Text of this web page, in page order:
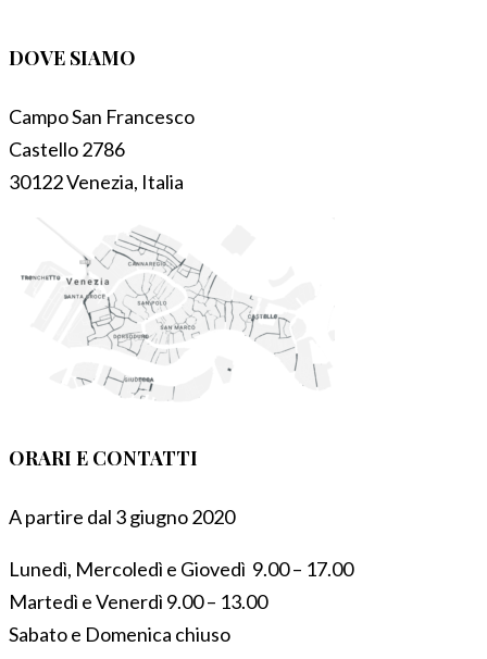
DOVE SIAMO
Campo San Francesco
Castello 2786
30122 Venezia, Italia
ORARI E CONTATTI
A partire dal 3 giugno 2020
Lunedì, Mercoledì e Giovedì 9.00 – 17.00
Martedì e Venerdì 9.00 – 13.00
Sabato e Domenica chiuso